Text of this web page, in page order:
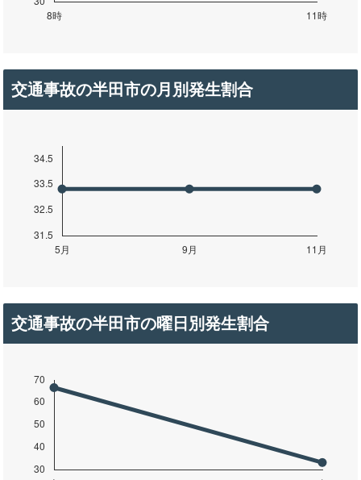
交通事故の半田市の月別発生割合
交通事故の半田市の曜日別発生割合